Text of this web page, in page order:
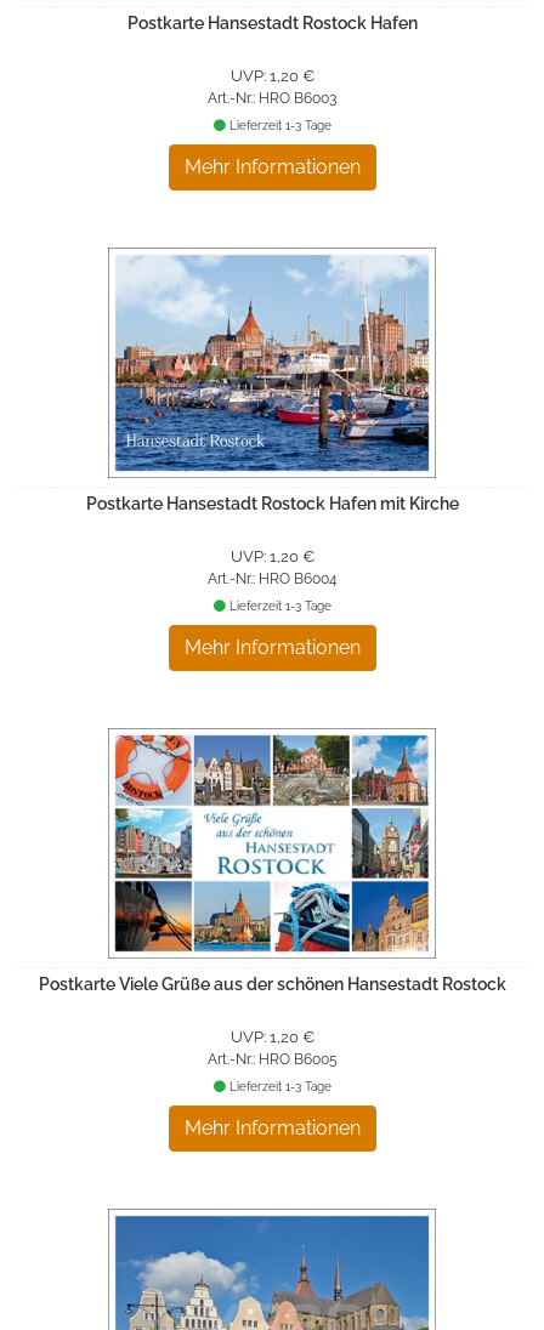
Postkarte Hansestadt Rostock Hafen
UVP: 1,20 €
Art.-Nr.: HRO B6003
Mehr Informationen
Lieferzeit 1-3 Tage
Postkarte Hansestadt Rostock Hafen mit Kirche
UVP: 1,20 €
Art.-Nr.: HRO B6004
Mehr Informationen
Lieferzeit 1-3 Tage
Postkarte Viele Grüße aus der schönen Hansestadt Rostock
UVP: 1,20 €
Art.-Nr.: HRO B6005
Mehr Informationen
Lieferzeit 1-3 Tage